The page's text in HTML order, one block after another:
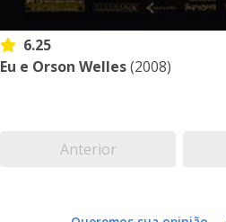
6.25
Eu e Orson Welles(2008)
Anterior